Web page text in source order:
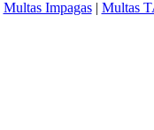
Multas Impagas| Multas